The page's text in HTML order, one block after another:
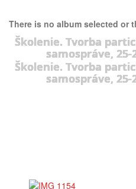
There is no album selected or
Školenie. Tvorba
samospráve, 25-
Školenie. Tvorba
samospráve, 25-